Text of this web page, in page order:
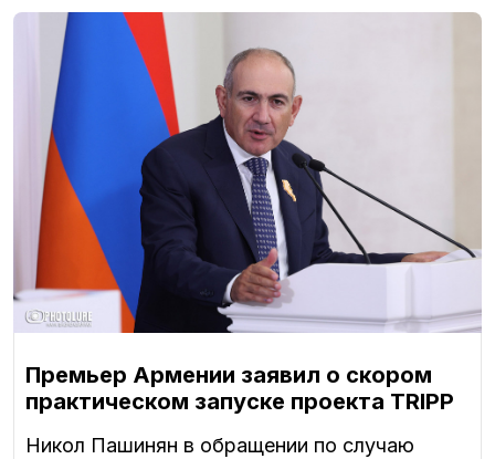
Премьер Армении заявил о скором
практическом запуске проекта TRIPP
Никол Пашинян в обращении по случаю